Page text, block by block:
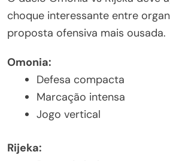
choque interessante entre
proposta ofensiva mais ousada.
Omonia:
Defesa compacta
Marcação intensa
Jogo vertical
Rijeka: